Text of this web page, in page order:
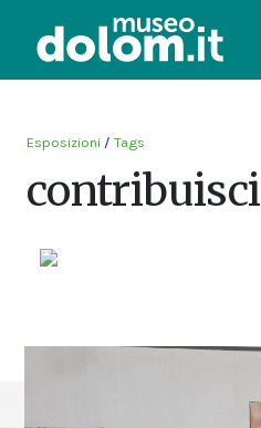
Esposizioni / Tags
contribuisci